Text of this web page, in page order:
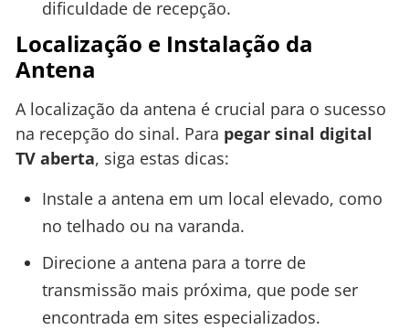
dificuldade de recepção.
Localização e Instalação da
Antena
A localização da antena é crucial para o sucesso
na recepção do sinal. Para pegar sinal digital
TV aberta, siga estas dicas:
Instale a antena em um local elevado, como
no telhado ou na varanda.
Direcione a antena para a torre de
transmissão mais próxima, que pode ser
encontrada em sites especializados.